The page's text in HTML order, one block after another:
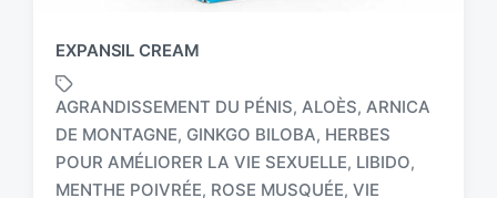
EXPANSIL CREAM
T
a
AGRANDISSEMENT DU PÉNIS, ALOÈS, ARNICA
DE MONTAGNE, GINKGO BILOBA, HERBES
POUR AMÉLIORER LA VIE SEXUELLE, LIBIDO,
MENTHE POIVRÉE, ROSE MUSQUÉE, VIE